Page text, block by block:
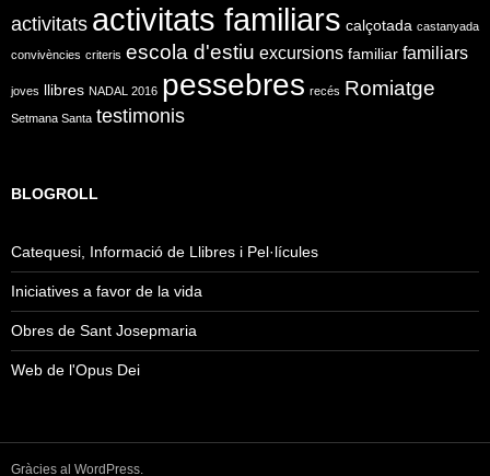
activitats activitats familiars calçotada castanyada
convivències criteris escola d'estiu excursions familiar familiars
joves llibres NADAL 2016 pessebres recés Romiatge
Setmana Santa testimonis
BLOGROLL
Catequesi, Informació de Llibres i Pel·lícules
Iniciatives a favor de la vida
Obres de Sant Josepmaria
Web de l'Opus Dei
Gràcies al WordPress.